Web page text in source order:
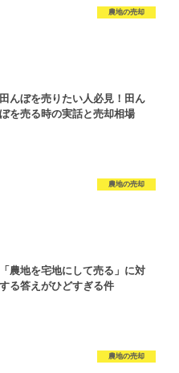
農地の売却
田んぼを売りたい人必見！田ん
ぼを売る時の実話と売却相場
農地の売却
「農地を宅地にして売る」に対
する答えがひどすぎる件
農地の売却